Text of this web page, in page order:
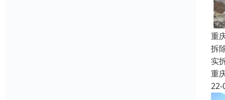
重
拆
实
重
22-